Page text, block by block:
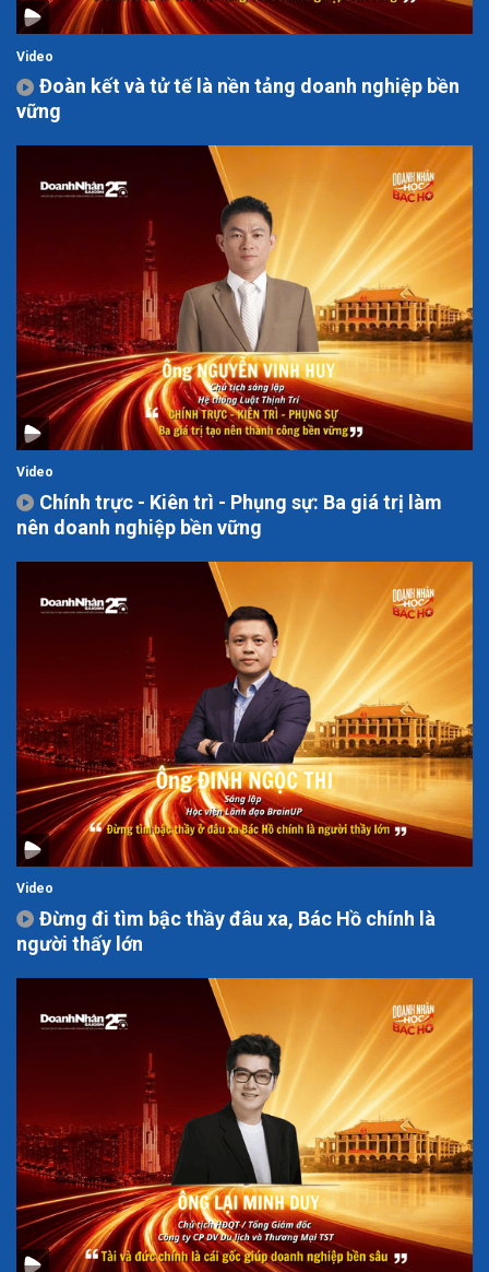
Video
Đoàn kết và tử tế là nền tảng doanh nghiệp bền
vững
Video
Chính trực - Kiên trì - Phụng sự: Ba giá trị làm
nên doanh nghiệp bền vững
Video
Đừng đi tìm bậc thầy đâu xa, Bác Hồ chính là
người thấy lớn